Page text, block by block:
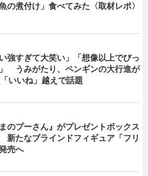
魚の煮付け」食べてみた〈取材レポ〉
い強すぎて大笑い」「想像以上でびっ
うみがたり、ペンギンの大行進が
いいね」越えで話題
まのプーさん』がプレゼントボックス
たなブラインドフィギュア「フリ
売へ